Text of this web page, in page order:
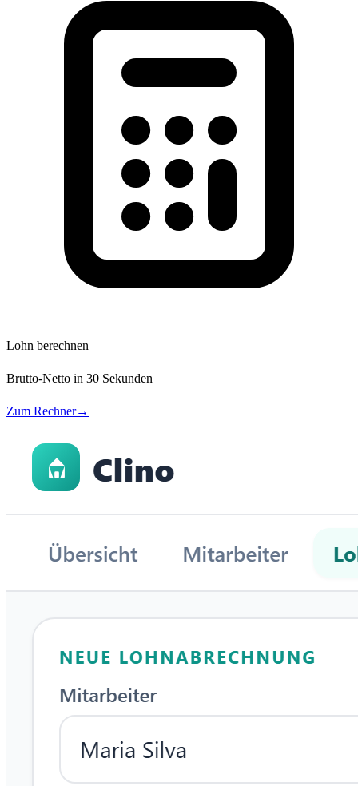
Lohn berechnen
Brutto-Netto in 30 Sekunden
Zum Rechner→